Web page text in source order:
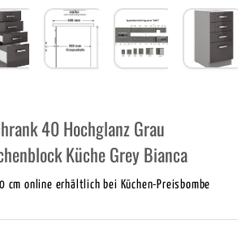
40 Hochglanz Grau
Küche Grey Bianca
cm online erhältlich bei Küchen-Preisbombe